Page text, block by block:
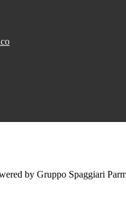
by Gruppo Spaggiari